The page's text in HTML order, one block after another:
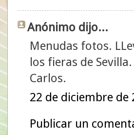
Anónimo dijo...
Menudas fotos.
los fieras de Sevilla.
Carlos.
22 de diciembre de
Publicar un